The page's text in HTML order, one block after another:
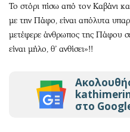
Το στόρι πίσω από τον Καβάνι
με την Πάφο, είναι απόλυτα
μετέφερε άνθρωπος της Πάφου
είναι μήλο, θ’ ανθίσει»!!
στο